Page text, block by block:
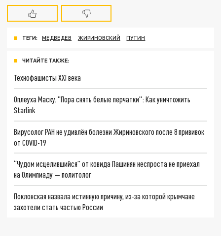
ТЕГИ: МЕДВЕДЕВ ЖИРИНОВСКИЙ ПУТИН
ЧИТАЙТЕ ТАКЖЕ:
Технофашисты XXI века
Оплеуха Маску. "Пора снять белые перчатки": Как уничтожить
Starlink
Вирусолог РАН не удивлён болезни Жириновского после 8 прививок
от COVID-19
“Чудом исцелившийся” от ковида Пашинян неспроста не приехал
на Олимпиаду — политолог
Поклонская назвала истинную причину, из-за которой крымчане
захотели стать частью России